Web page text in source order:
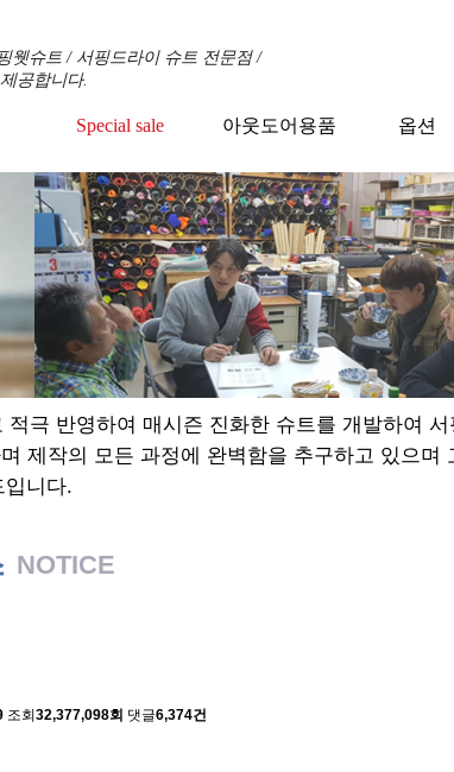
웻슈트 / 서핑드라이 슈트 전문점 /
공합니다.
Special sale
아웃도어용품 옵션
극 반영하여 매시즌 진화한 슈트를 개발하여
제작의 모든 과정에 완벽함을 추구하고 있으며
입니다.
NOTICE
조회 32,377,098회 댓글6,374건